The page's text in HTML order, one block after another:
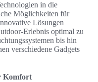
in die
Möglichkeiten für
Lösungen
Erlebnis optimal zu
bis hin
verschiedene Gadgets
Komfort